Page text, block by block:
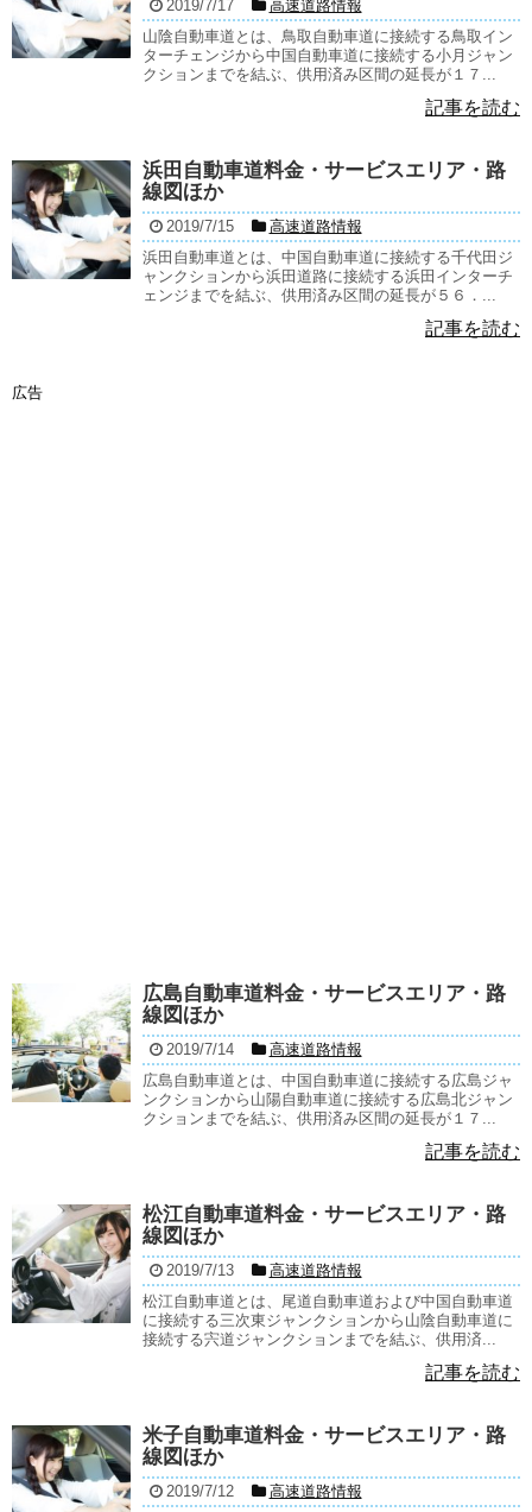
2019/7/17
高速道路情報
山陰自動車道とは、鳥取自動車道に接続する鳥取イン
ターチェンジから中国自動車道に接続する小月ジャン
クションまでを結ぶ、供用済み区間の延長が１７...
記事を読む
浜田自動車道料金・サービスエリア・路
線図ほか
2019/7/15
高速道路情報
浜田自動車道とは、中国自動車道に接続する千代田ジ
ャンクションから浜田道路に接続する浜田インターチ
ェンジまでを結ぶ、供用済み区間の延長が５６．...
記事を読む
広告
広島自動車道料金・サービスエリア・路
線図ほか
2019/7/14
高速道路情報
広島自動車道とは、中国自動車道に接続する広島ジャ
ンクションから山陽自動車道に接続する広島北ジャン
クションまでを結ぶ、供用済み区間の延長が１７...
記事を読む
松江自動車道料金・サービスエリア・路
線図ほか
2019/7/13
高速道路情報
松江自動車道とは、尾道自動車道および中国自動車道
に接続する三次東ジャンクションから山陰自動車道に
接続する宍道ジャンクションまでを結ぶ、供用済...
記事を読む
米子自動車道料金・サービスエリア・路
線図ほか
2019/7/12 高速道路情報